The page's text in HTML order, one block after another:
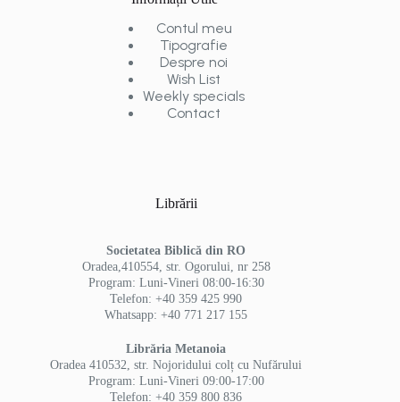
Contul meu
Tipografie
Despre noi
Wish List
Weekly specials
Contact
Librării
Societatea Biblică din RO
Oradea,410554, str. Ogorului, nr 258
Program: Luni-Vineri 08:00-16:30
Telefon: +40 359 425 990
Whatsapp: +40 771 217 155
Librăria Metanoia
Oradea 410532, str. Nojoridului colț cu Nufărului
Program: Luni-Vineri 09:00-17:00
Telefon: +40 359 800 836